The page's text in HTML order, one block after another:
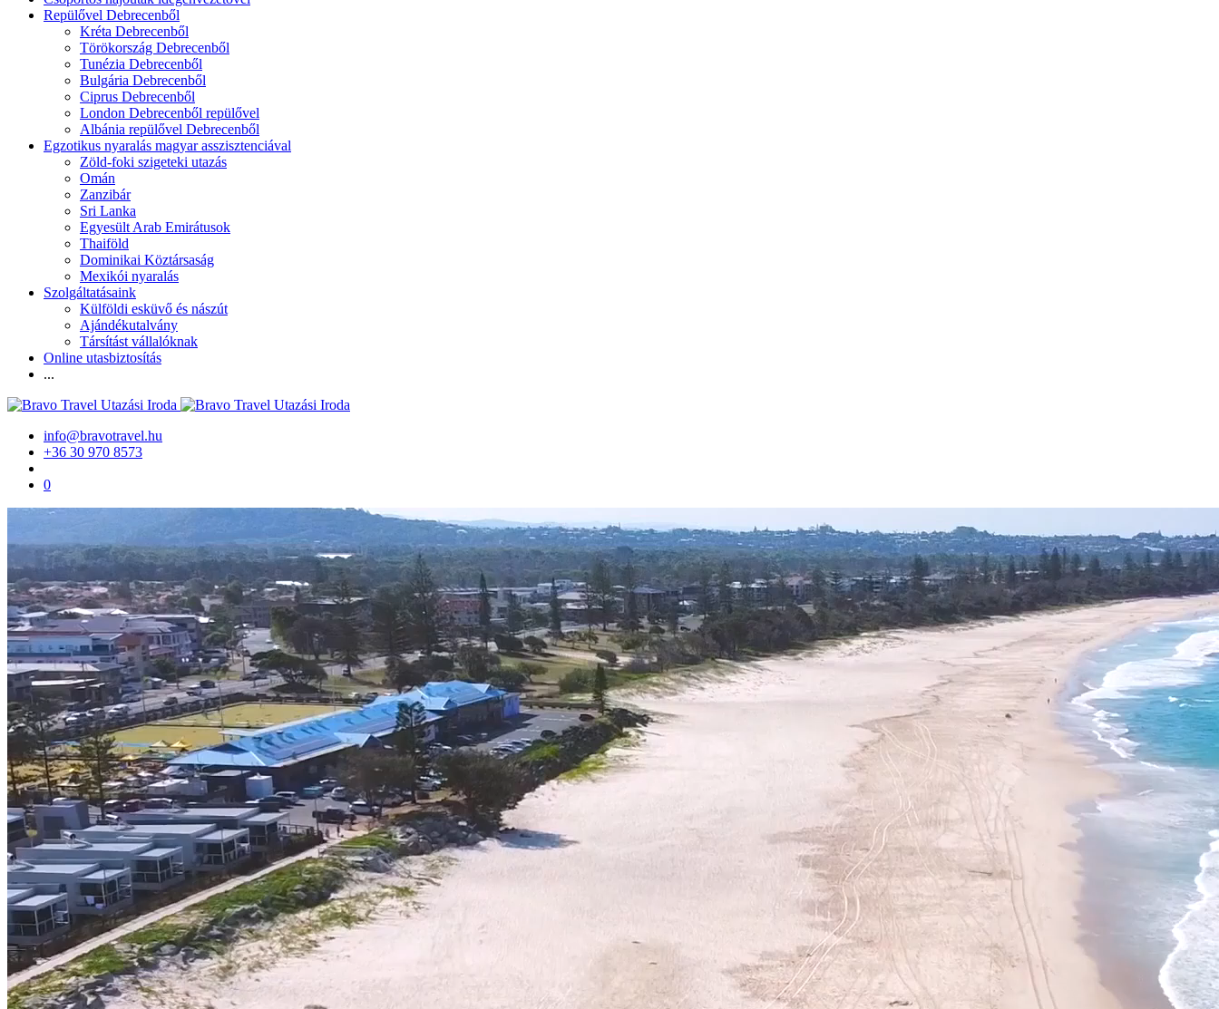
Repülővel Debrecenből
Kréta Debrecenből
Törökország Debrecenből
Tunézia Debrecenből
Bulgária Debrecenből
Ciprus Debrecenből
London Debrecenből repülővel
Albánia repülővel Debrecenből
Egzotikus nyaralás magyar asszisztenciával
Zöld-foki szigeteki utazás
Omán
Zanzibár
Sri Lanka
Egyesült Arab Emirátusok
Thaiföld
Dominikai Köztársaság
Mexikói nyaralás
Szolgáltatásaink
Külföldi esküvő és nászút
Ajándékutalvány
Társítást vállalóknak
Online utasbiztosítás
...
info@bravotravel.hu
+36 30 970 8573
0